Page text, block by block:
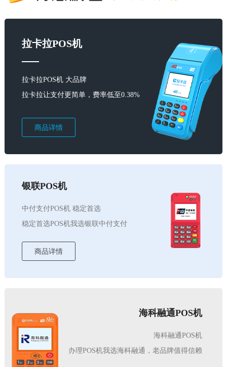
拉卡拉POS机
拉卡拉POS机 大品牌
拉卡拉让支付更简单，费率低至0.38%
商品详情
银联POS机
中付支付POS机 稳定首选
稳定首选POS机我选银联中付支付
商品详情
海科融通POS机
海科融通POS机
办理POS机我选海科融通，老品牌值得信赖